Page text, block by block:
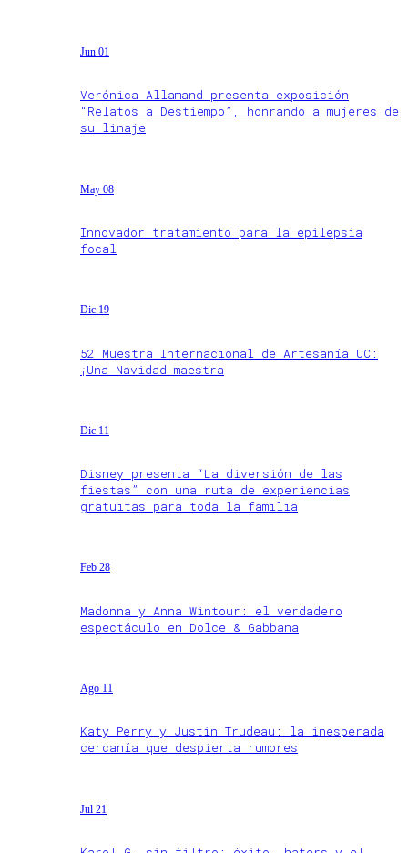
Jun 01
Verónica Allamand presenta exposición
“Relatos a Destiempo”, honrando a mujeres de
su linaje
May 08
Innovador tratamiento para la epilepsia
focal
Dic 19
52 Muestra Internacional de Artesanía UC:
¡Una Navidad maestra
Dic 11
Disney presenta “La diversión de las
fiestas” con una ruta de experiencias
gratuitas para toda la familia
Feb 28
Madonna y Anna Wintour: el verdadero
espectáculo en Dolce & Gabbana
Ago 11
Katy Perry y Justin Trudeau: la inesperada
cercanía que despierta rumores
Jul 21